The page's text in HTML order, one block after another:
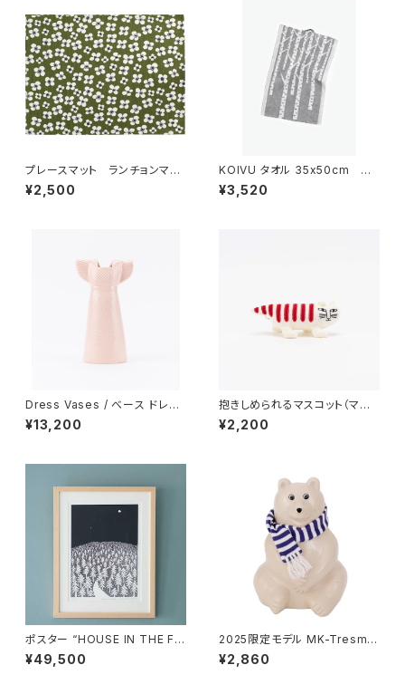
プレースマット ランチョンマッ
ト 「ベラミ」 / アルメダール
ス/ALMEDAHLS
¥2,500
KOIVU タオル 35x50cm
／ LAPUAN KANKURIT（ラ
プアン カンクリ）
¥3,520
Dress Vases / べース ドレス
（ピンク）/ Lisa Larson リ
サ・ラーソン
¥13,200
抱きしめられるマスコット（マイ
キー） / Lisa Larson リ
サ・ラーソン
¥2,200
ポスター “HOUSE IN THE FO
REST 26 A3” / ミナ ペルホ
ネン mina perhonen × クリ
¥49,500
2025限定モデル MK-Tresme
r シロクマ貯金箱 マフラー付
き / MK-Tresmer
¥2,860